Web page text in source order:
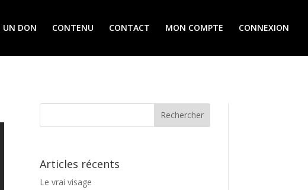
UN DON CONTENU CONTACT MON COMPTE CONNEXION
Articles récents
Le vrai visage